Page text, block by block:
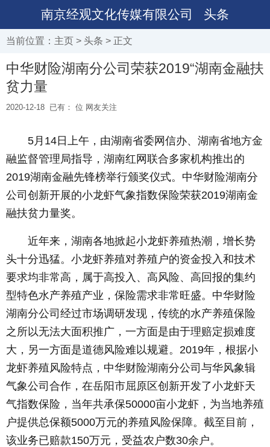
南京经观文化传媒有限公司 头条
当前位置： 主页 > 头条 > 正文
中华财险湖南分公司荣获2019“湖南金融扶
贫力量
2020-12-18 已有： 位 网友关注
5月14日上午，由湖南省委网信办、湖南省地方金
融监督管理局指导，湖南红网联合多家机构推出的
2019湖南金融先锋榜举行颁奖仪式。中华财险湖南分
公司创新开展的小龙虾气象指数保险荣获2019湖南金
融扶贫力量奖。
近年来，湖南各地掀起小龙虾养殖热潮，增长势
头十分迅猛。小龙虾养殖对养殖户的资金投入和技术
要求均非常高，属于高投入、高风险、高回报的集约
型特色水产养殖产业，保险需求非常旺盛。中华财险
湖南分公司经过市场调研发现，传统的水产养殖保险
之所以无法大面积推广，一方面是由于理赔定损难度
大，另一方面是道德风险难以规避。2019年，根据小
龙虾养殖风险特点，中华财险湖南分公司与华风象辑
气象公司合作，在岳阳市屈原区创新开发了小龙虾天
气指数保险，当年共承保50000亩小龙虾，为当地养殖
户提供总保额5000万元的养殖风险保障。截至目前，
该业务已赔款150万元，受益农户数30余户。